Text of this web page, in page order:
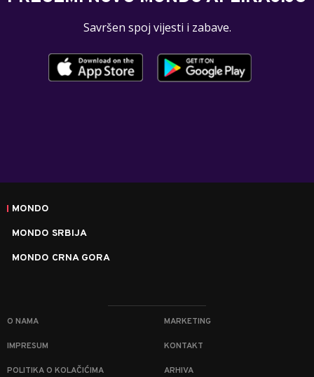
Savršen spoj vijesti i zabave.
MONDO
MONDO SRBIJA
MONDO CRNA GORA
O NAMA MARKETING
IMPRESUM KONTAKT
POLITIKA O KOLAČIĆIMA ARHIVA